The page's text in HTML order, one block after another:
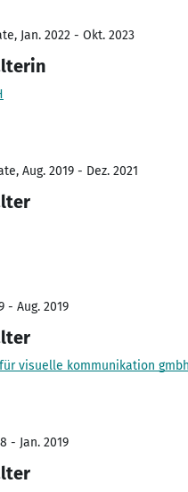
Jan. 2022 - Okt. 2023
Aug. 2019 - Dez. 2021
- Aug. 2019
für visuelle kommunikation
- Jan. 2019